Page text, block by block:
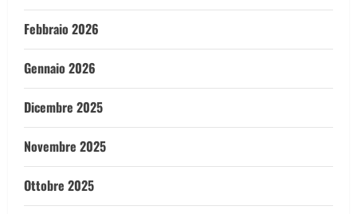
Febbraio 2026
Gennaio 2026
Dicembre 2025
Novembre 2025
Ottobre 2025